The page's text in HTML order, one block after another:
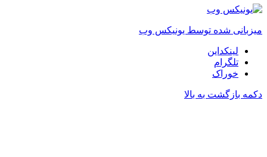
میزبانی شده توسط یونیکس وب
لینکداین
تلگرام
خوراک
دکمه بازگشت به بالا